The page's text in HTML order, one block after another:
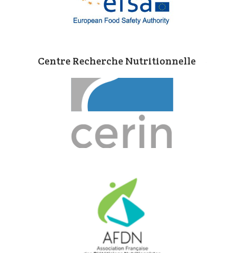
Centre Recherche Nutritionnelle